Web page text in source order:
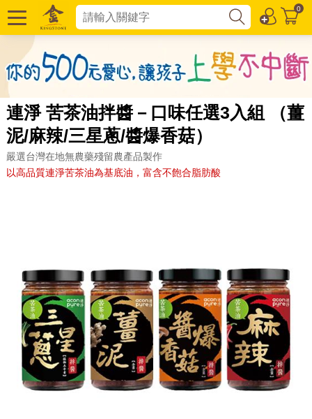
0
連淨 苦茶油拌醬－口味任選3入組 （薑
泥/麻辣/三星蔥/醬爆香菇）
嚴選台灣在地無農藥殘留農產品製作
以高品質連淨苦茶油為基底油，富含不飽合脂肪酸